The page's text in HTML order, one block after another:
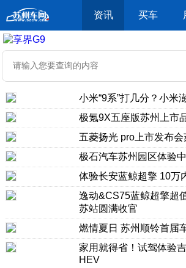
资讯 买车
小米“9系”打几分？小米
极氪9X五座版苏州上市
五菱扬光 pro上市发布
极石汽车苏州园区体验
体验长安蓝鲸超擎 10万
逸动&CS75蓝鲸超擎超
苏站圆满收官
燃情夏日 苏州顺铃首届
家用就得省！试驾体验
HEV